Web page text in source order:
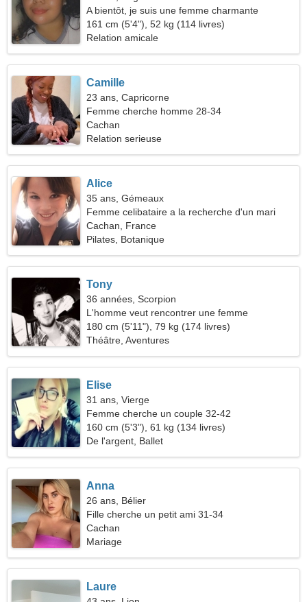
A bientôt, je suis une femme charmante
161 cm (5'4"), 52 kg (114 livres)
Relation amicale
Camille
23 ans, Capricorne
Femme cherche homme 28-34
Cachan
Relation serieuse
Alice
35 ans, Gémeaux
Femme celibataire a la recherche d'un mari
Cachan, France
Pilates, Botanique
Tony
36 années, Scorpion
L'homme veut rencontrer une femme
180 cm (5'11"), 79 kg (174 livres)
Théâtre, Aventures
Elise
31 ans, Vierge
Femme cherche un couple 32-42
160 cm (5'3"), 61 kg (134 livres)
De l'argent, Ballet
Anna
26 ans, Bélier
Fille cherche un petit ami 31-34
Cachan
Mariage
Laure